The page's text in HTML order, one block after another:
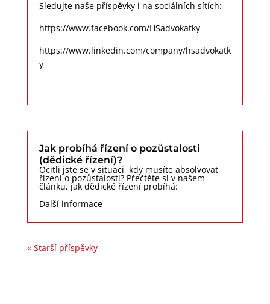
Sledujte naše příspěvky i na sociálních sítích:
https://www.facebook.com/HSadvokatky
https://www.linkedin.com/company/hsadvokatk
y
Jak probíhá řízení o pozůstalosti
(dědické řízení)?
Ocitli jste se v situaci, kdy musíte absolvovat
řízení o pozůstalosti? Přečtěte si v našem
článku, jak dědické řízení probíhá:
Další informace
« Starší příspěvky